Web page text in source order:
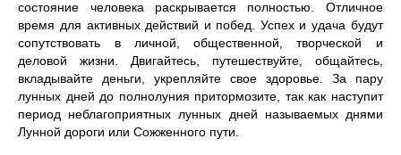
состояние человека раскрывается полностью. Отличное
время для активных действий и побед. Успех и удача будут
сопутствовать в личной, общественной, творческой и
деловой жизни. Двигайтесь, путешествуйте, общайтесь,
вкладывайте деньги, укрепляйте свое здоровье. За пару
лунных дней до полнолуния притормозите, так как наступит
период неблагоприятных лунных дней называемых днями
Лунной дороги или Сожженного пути.